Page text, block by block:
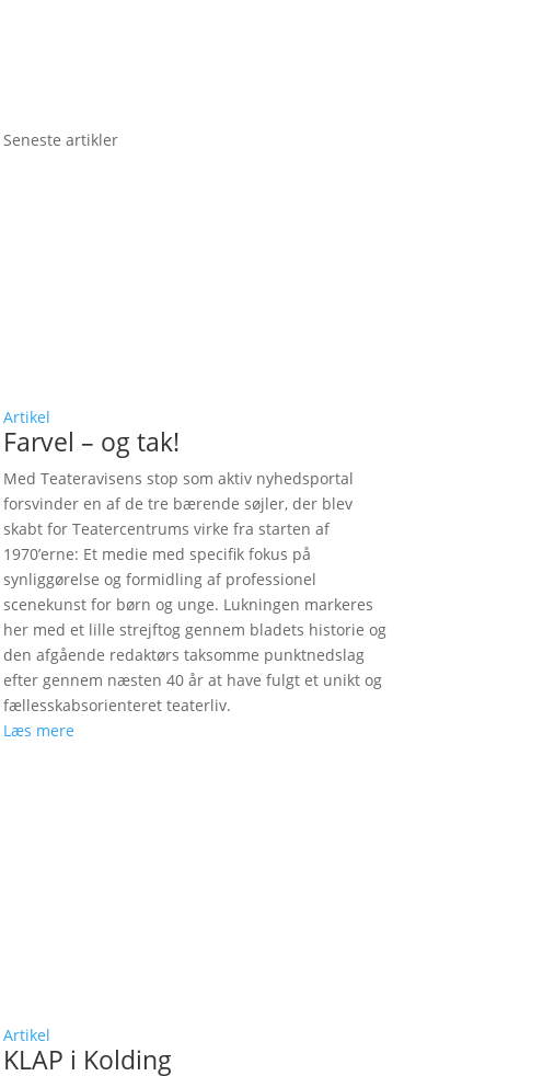
Seneste artikler
Artikel
Farvel – og tak!
Med Teateravisens stop som aktiv nyhedsportal
forsvinder en af de tre bærende søjler, der blev
skabt for Teatercentrums virke fra starten af
1970’erne: Et medie med specifik fokus på
synliggørelse og formidling af professionel
scenekunst for børn og unge. Lukningen markeres
her med et lille strejftog gennem bladets historie og
den afgående redaktørs taksomme punktnedslag
efter gennem næsten 40 år at have fulgt et unikt og
fællesskabsorienteret teaterliv.
Læs mere
Artikel
KLAP i Kolding